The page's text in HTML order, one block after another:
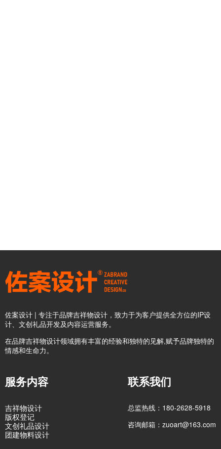
佐案设计 | 专注于品牌吉祥物设计，致力于为客户提供全方位的IP设
计、文创礼品开发及内容运营服务。
在品牌吉祥物设计领域拥有丰富的经验和独特的见解,赋予品牌独特的
情感和生命力。
服务内容
吉祥物设计
版权登记
文创礼品设计
团建物料设计
联系我们
总监热线：180-2628-5918
咨询邮箱：zuoart@163.com